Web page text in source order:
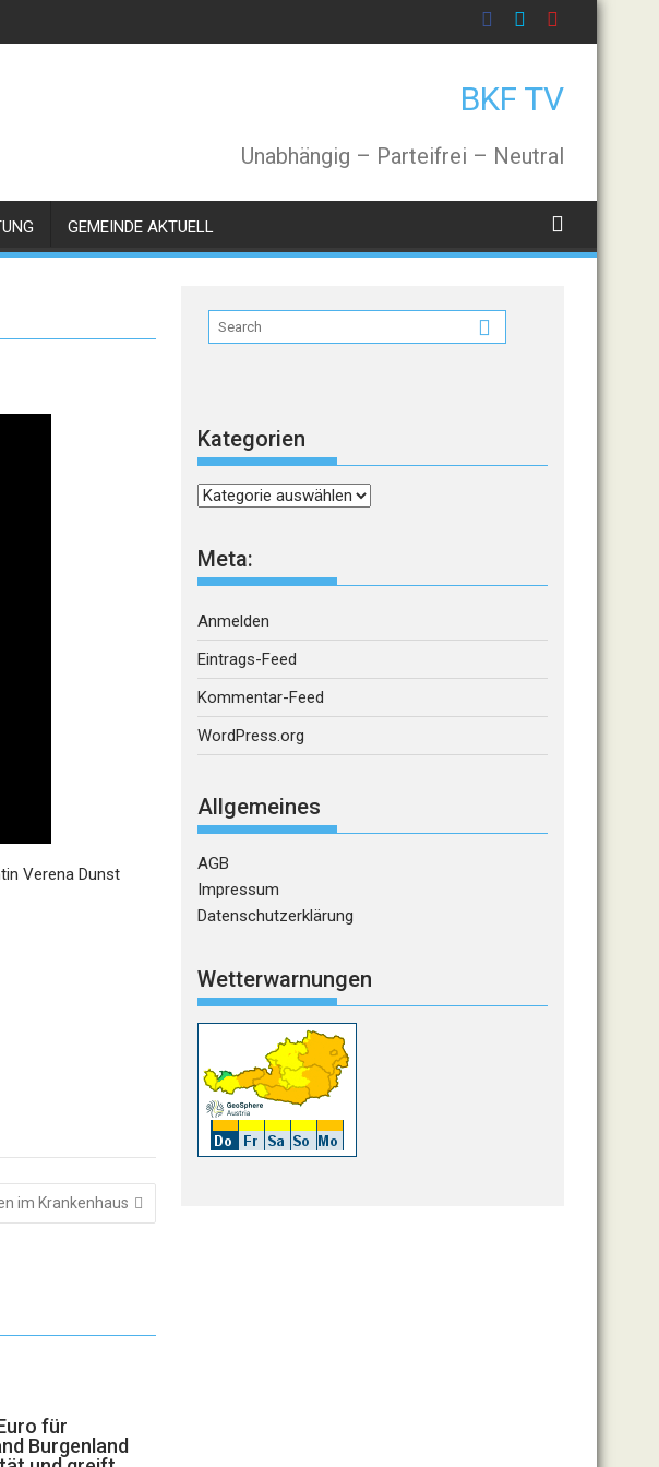
BKF TV
Unabhängig – Parteifrei – Neutral
GEMEINDE AKTUELL
Verena Dunst
im Krankenhaus
für
Burgenland
Kategorien
Kategorien
Meta:
Anmelden
Eintrags-Feed
Kommentar-Feed
WordPress.org
Allgemeines
AGB
Impressum
Datenschutzerklärung
Wetterwarnungen